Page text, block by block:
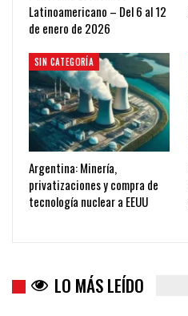
Latinoamericano – Del 6 al 12
de enero de 2026
SIN CATEGORÍA
Argentina: Minería,
privatizaciones y compra de
tecnología nuclear a EEUU
LO MÁS LEÍDO